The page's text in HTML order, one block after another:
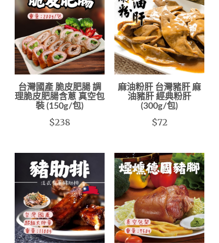
台灣國產 脆皮肥腸 調
理脆皮肥腸含蔥 真空包
裝 (150g/包)
$238
麻油粉肝 台灣豬肝 麻
油豬肝 經典粉肝
(300g/包)
$72